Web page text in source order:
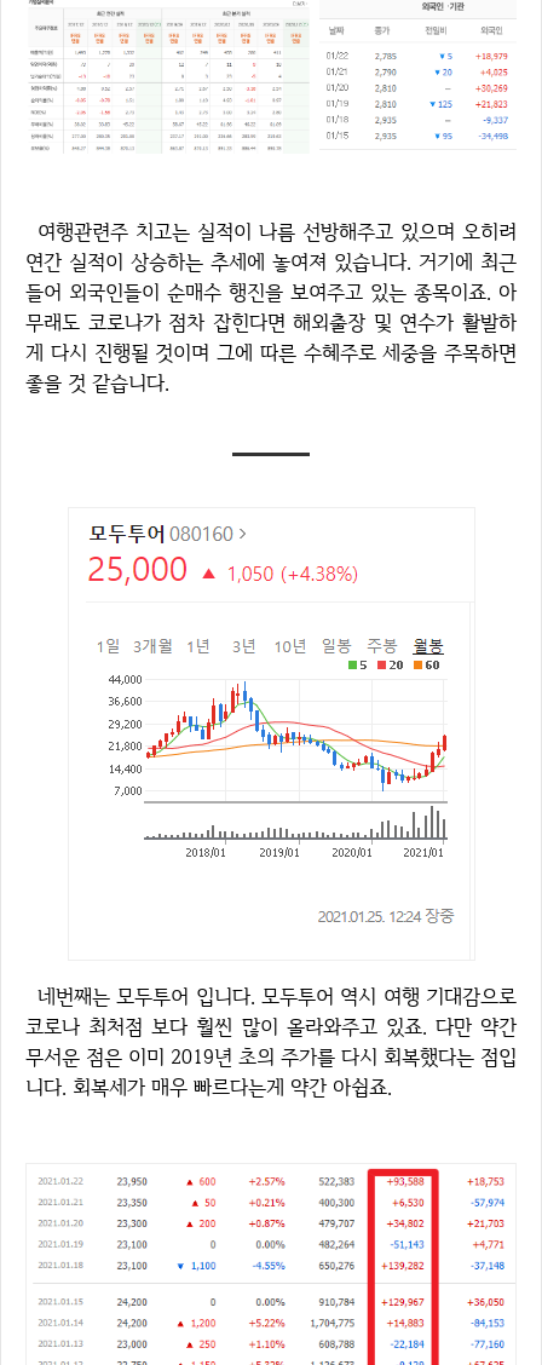
여행관련주 치고는 실적이 나름 선방해주고 있으며 오히려
연간 실적이 상승하는 추세에 놓여져 있습니다. 거기에 최근
들어 외국인들이 순매수 행진을 보여주고 있는 종목이죠. 아
무래도 코로나가 점차 잡힌다면 해외출장 및 연수가 활발하
게 다시 진행될 것이며 그에 따른 수혜주로 세중을 주목하면
좋을 것 같습니다.
네번째는 모두투어 입니다. 모두투어 역시 여행 기대감으로
코로나 최처점 보다 훨씬 많이 올라와주고 있죠. 다만 약간
무서운 점은 이미 2019년 초의 주가를 다시 회복했다는 점입
니다. 회복세가 매우 빠르다는게 약간 아쉽죠.